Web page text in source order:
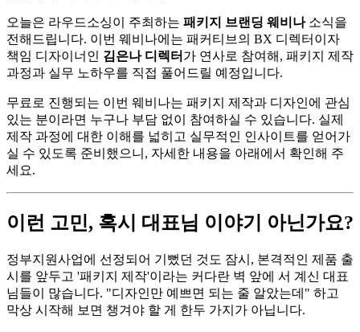
오늘은 라우드소싱이 주최하는 패키지 브랜딩 웨비나소식을
전해드립니다. 이번 웨비나에는 패커티브의 BX 디렉터이자
책임 디자이너인 김은나 디렉터 가 연사로 참여해, 패키지 제작
과정과 실무 노하우를 직접 풀어드릴 예정입니다.
무료로 진행되는 이번 웨비나는 패키지 제작과 디자인에 관심
있는 분이라면 누구나 부담 없이 참여하실 수 있습니다. 실제
제작 과정에 대한 이해를 넓히고 실무적인 인사이트를 얻어가
실 수 있도록 준비했으니, 자세한 내용을 아래에서 확인해 주
세요.
이런 고민, 혹시 대표님 이야기 아닌가요?
정부지원사업에 선정되어 기뻤던 것도 잠시, 본격적인 제품 출
시를 앞두고 '패키지 제작'이라는 커다란 벽 앞에 서 계신 대표
님들이 많습니다. "디자인만 예쁘면 되는 줄 알았는데" 하고
막상 시작해 보면 챙겨야 할 게 한두 가지가 아닙니다.